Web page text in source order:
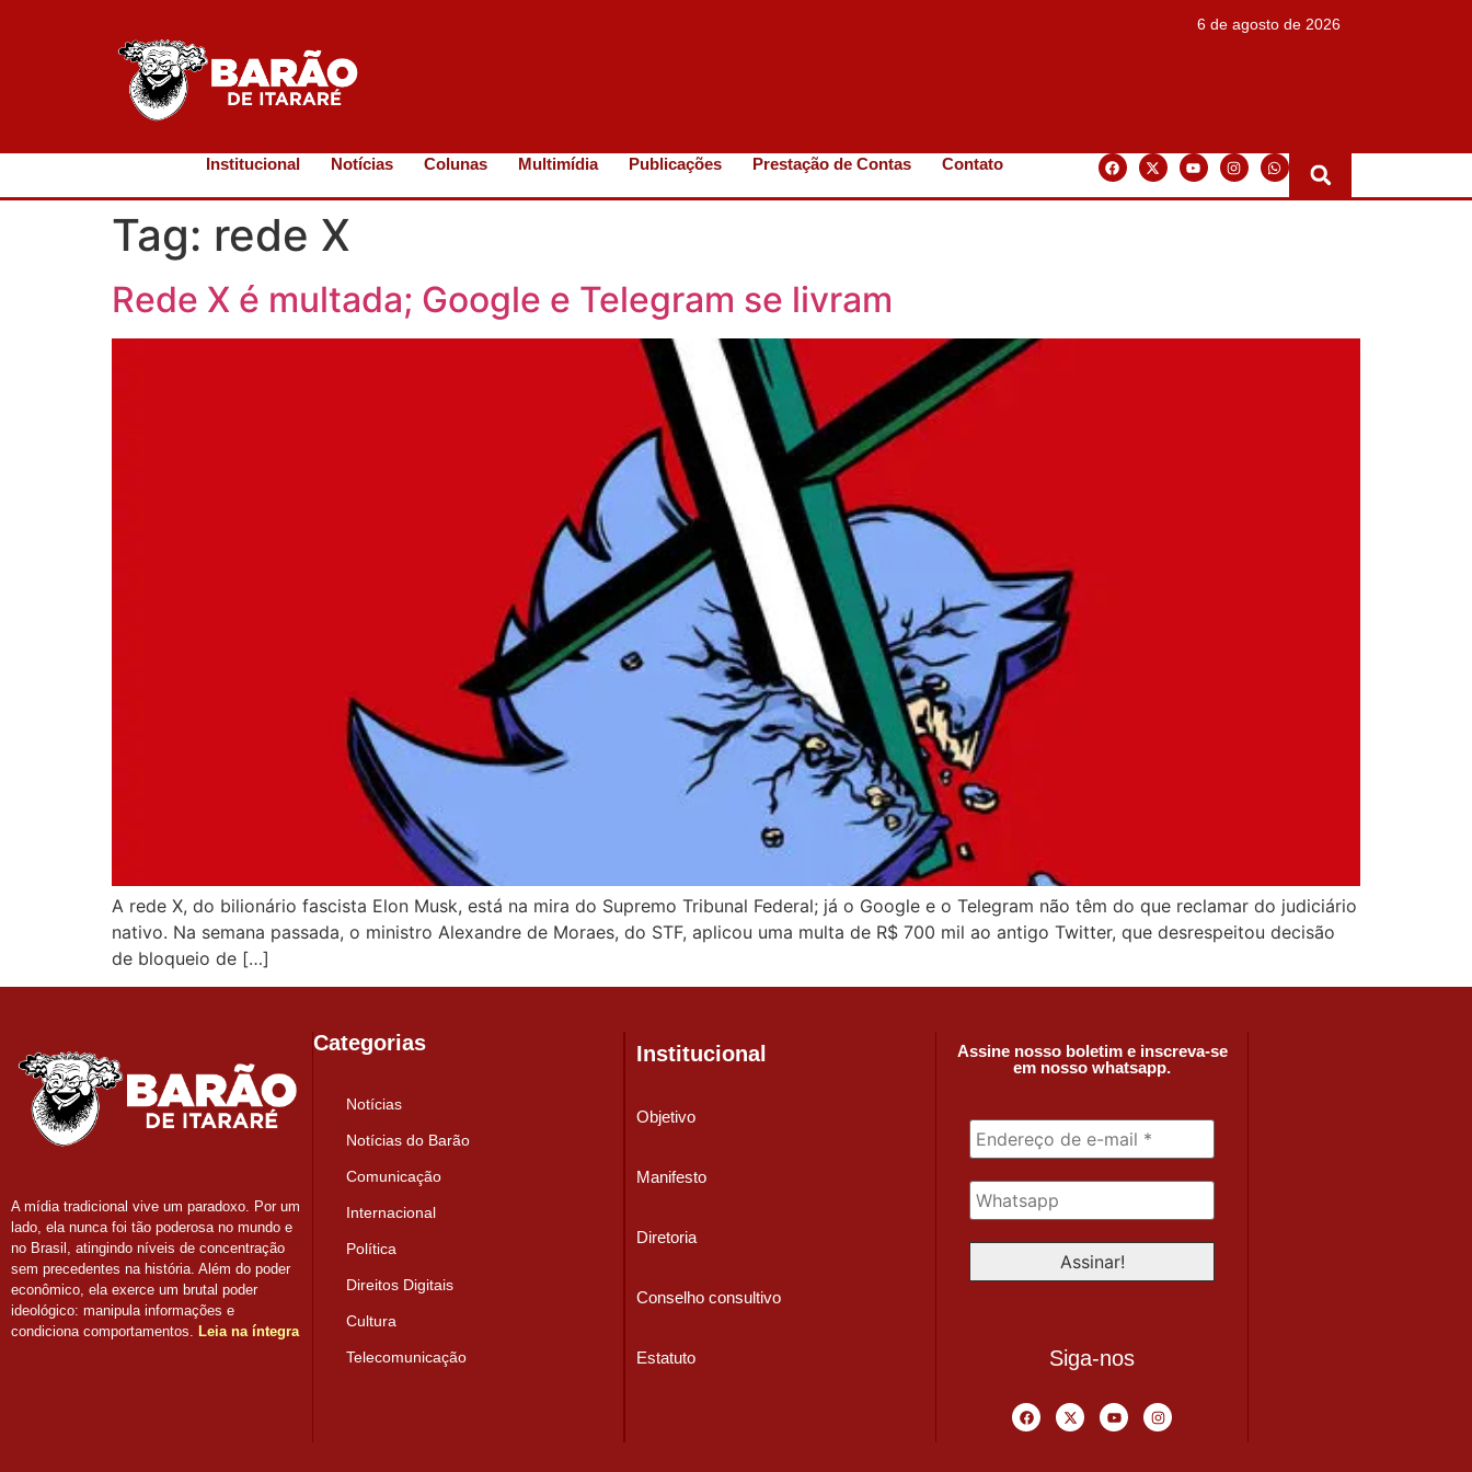
6 de agosto de 2026
Institucional Notícias Colunas Multimídia Publicações Prestação de Contas Contato
Tag: rede X
Rede X é multada; Google e Telegram se livram
A rede X, do bilionário fascista Elon Musk, está na mira do Supremo Tribunal Federal; já o Google e o Telegram não têm do que reclamar do judiciário
nativo. Na semana passada, o ministro Alexandre de Moraes, do STF, aplicou uma multa de R$ 700 mil ao antigo Twitter, que desrespeitou decisão
de bloqueio de […]
A mídia tradicional vive um paradoxo. Por um
lado, ela nunca foi tão poderosa no mundo e
no Brasil, atingindo níveis de concentração
sem precedentes na história. Além do poder
econômico, ela exerce um brutal poder
ideológico: manipula informações e
condiciona comportamentos.
Leia na íntegra
Categorias
Notícias
Notícias do Barão
Comunicação
Internacional
Política
Direitos Digitais
Cultura
Telecomunicação
Institucional
Objetivo
Manifesto
Diretoria
Conselho consultivo
Estatuto
Assine nosso boletim e inscreva-se
em nosso whatsapp.
Siga-nos